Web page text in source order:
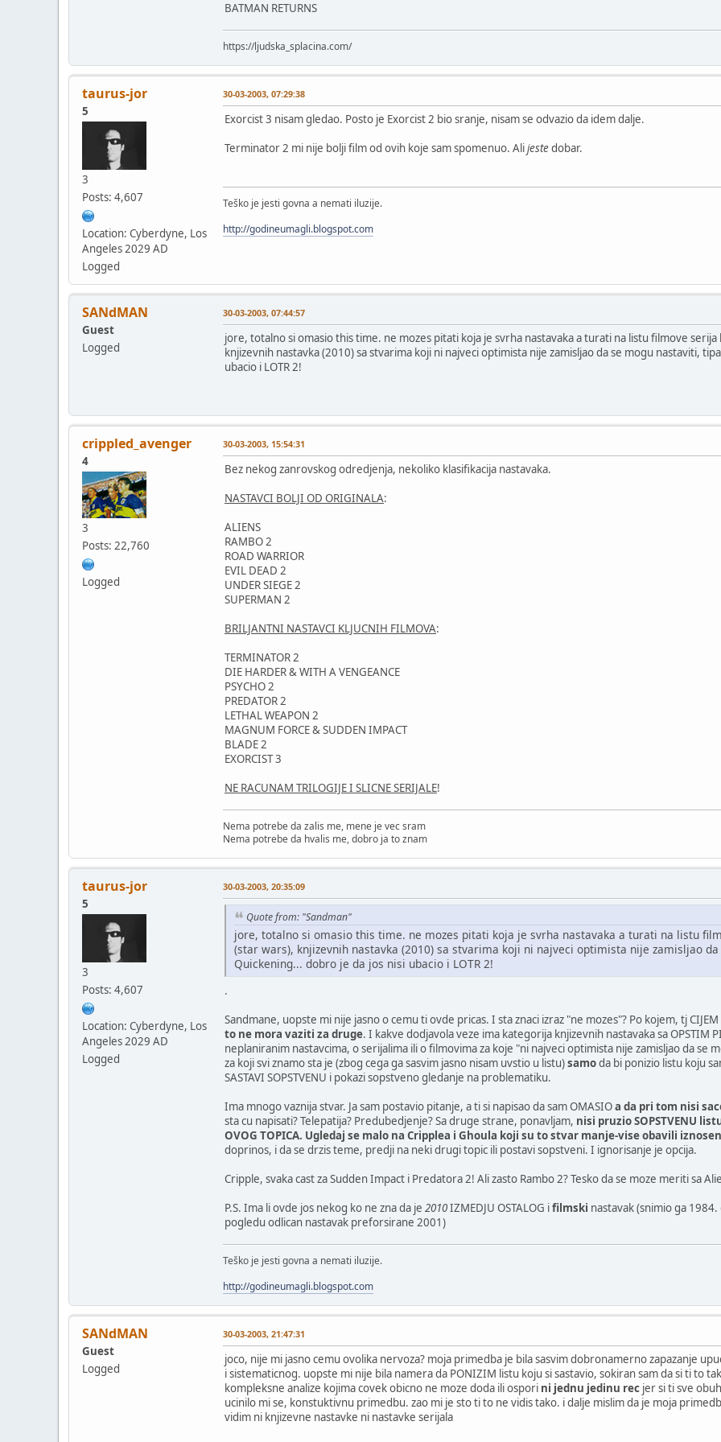
BATMAN RETURNS
https://ljudska_splacina.com/
taurus-jor
5
3
Posts: 4,607
Location: Cyberdyne, Los
Angeles 2029 AD
Logged
30-03-2003, 07:29:38
Exorcist 3 nisam gledao. Posto je Exorcist 2 bio sranje, nisam se odvazio da idem dalje.
Terminator 2 mi nije bolji film od ovih koje sam spomenuo. Alijestedobar.
Teško je jesti govna a nemati iluzije.
http://godineumagli.blogspot.com
SANdMAN
Guest
Logged
30-03-2003, 07:44:57
jore, totalno si omasio this time. ne mozes pitati koja je svrha nastavaka a turati na listu filmove
knjizevnih nastavka (2010) sa stvarima koji ni najveci optimista nije zamisljao da se mogu nastaviti,
ubacio i LOTR 2!
crippled_avenger
4
3
Posts: 22,760
Logged
30-03-2003, 15:54:31
Bez nekog zanrovskog odredjenja, nekoliko klasifikacija nastavaka.
NASTAVCI BOLJI OD ORIGINALA:
ALIENS
RAMBO 2
ROAD WARRIOR
EVIL DEAD 2
UNDER SIEGE 2
SUPERMAN 2
BRILJANTNI NASTAVCI KLJUCNIH FILMOVA:
TERMINATOR 2
DIE HARDER & WITH A VENGEANCE
PSYCHO 2
PREDATOR 2
LETHAL WEAPON 2
MAGNUM FORCE & SUDDEN IMPACT
BLADE 2
EXORCIST 3
NE RACUNAM TRILOGIJE I SLICNE SERIJALE!
Nema potrebe da zalis me, mene je vec sram
Nema potrebe da hvalis me, dobro ja to znam
taurus-jor
5
3
Posts: 4,607
Location: Cyberdyne, Los
Angeles 2029 AD
Logged
30-03-2003, 20:35:09
Quote from: "Sandman"
jore, totalno si omasio this time. ne mozes pitati koja je svrha nastavaka a turati na listu
(star wars), knjizevnih nastavka (2010) sa stvarima koji ni najveci optimista nije zamisljao
Quickening... dobro je da jos nisi ubacio i LOTR 2!
.
Sandmane, uopste mi nije jasno o cemu ti ovde pricas. I sta znaci izraz "ne mozes"? Po kojem, tj
to ne mora vaziti za druge. I kakve dodjavola veze ima kategorija knjizevnih nastavaka sa OPSTIM
neplaniranim nastavcima, o serijalima ili o filmovima za koje "ni najveci optimista nije zamisljao da
za koji svi znamo sta je (zbog cega ga sasvim jasno nisam uvstio u listu)samoda bi ponizio listu koju
SASTAVI SOPSTVENU i pokazi sopstveno gledanje na problematiku.
Ima mnogo vaznija stvar. Ja sam postavio pitanje, a ti si napisao da sam OMASIOa da pri tom nisi
sta cu napisati? Telepatija? Predubedjenje? Sa druge strane, ponavljam, nisi pruzio SOPSTVENU
OVOG TOPICA. Ugledaj se malo na Cripplea i Ghoula koji su to stvar manje-vise obavili
doprinos, i da se drzis teme, predji na neki drugi topic ili postavi sopstveni. I ignorisanje je opcija.
Cripple, svaka cast za Sudden Impact i Predatora 2! Ali zasto Rambo 2? Tesko da se moze meriti sa
P.S. Ima li ovde jos nekog ko ne zna da je 2010IZMEDJU OSTALOG ifilmski nastavak (snimio ga
pogledu odlican nastavak preforsirane 2001)
Teško je jesti govna a nemati iluzije.
http://godineumagli.blogspot.com
SANdMAN
Guest
Logged
30-03-2003, 21:47:31
joco, nije mi jasno cemu ovolika nervoza? moja primedba je bila sasvim dobronamerno zapazanje
i sistematicnog. uopste mi nije bila namera da PONIZIM listu koju si sastavio, sokiran sam da si ti to
kompleksne analize kojima covek obicno ne moze doda ili ospori ni jednu jedinu rec jer si ti sve
ucinilo mi se, konstuktivnu primedbu. zao mi je sto ti to ne vidis tako. i dalje mislim da je moja
vidim ni knjizevne nastavke ni nastavke serijala